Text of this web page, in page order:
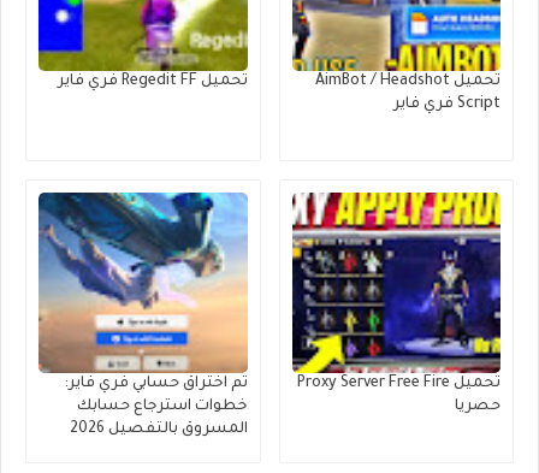
تحميل AimBot / Headshot
Script فري فاير
تحميل Regedit FF فري فاير
تحميل Proxy Server Free Fire
حصريا
تم اختراق حسابي فري فاير:
خطوات استرجاع حسابك
المسروق بالتفصيل 2026